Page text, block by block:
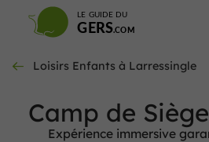
LE GUIDE DU
GERS
Loisirs Enfants à Larressingle
Camp de
Expérience immersive